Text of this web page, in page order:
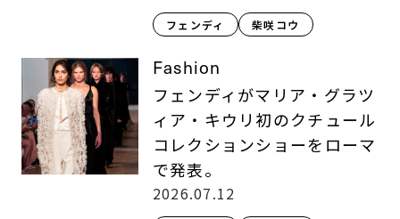
フェンディ 柴咲コウ
Fashion
フェンディがマリア・グラツ
ィア・キウリ初のクチュール
コレクションショーをローマ
で発表。
2026.07.12